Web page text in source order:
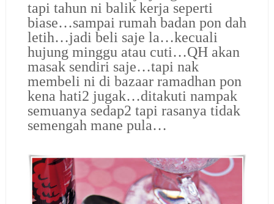
tapi tahun ni balik kerja seperti
biase…sampai rumah badan pon dah
letih…jadi beli saje la…kecuali
hujung minggu atau cuti…QH akan
masak sendiri saje…tapi nak
membeli ni di bazaar ramadhan pon
kena hati2 jugak…ditakuti nampak
semuanya sedap2 tapi rasanya tidak
semengah mane pula…